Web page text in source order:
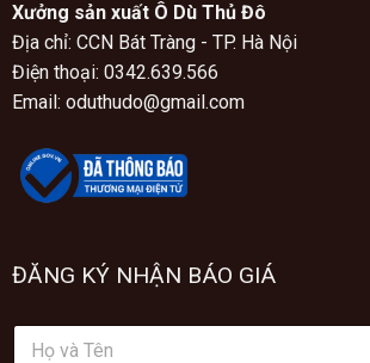
Xưởng sản xuất Ô Dù Thủ Đô
Địa chỉ: CCN Bát Tràng - TP. Hà Nội
Điện thoại: 0342.639.566
Email: oduthudo@gmail.com
ĐĂNG KÝ NHẬN BÁO GIÁ
H